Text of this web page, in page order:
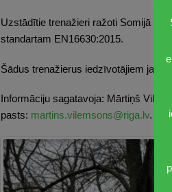
Uzstādītie trenažieri ražoti Somijā un
standartam EN16630:2015.
Šādus trenažierus iedzīvotājiem jau
Informāciju sagatavoja: Mārtiņš
pasts: martins.vilemsons@riga.lv.